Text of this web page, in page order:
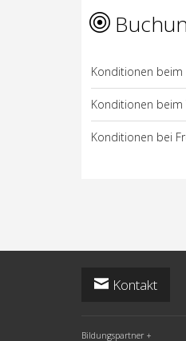
Konditionen beim
Konditionen beim
Konditionen bei
Kontakt
Bildungspartner +